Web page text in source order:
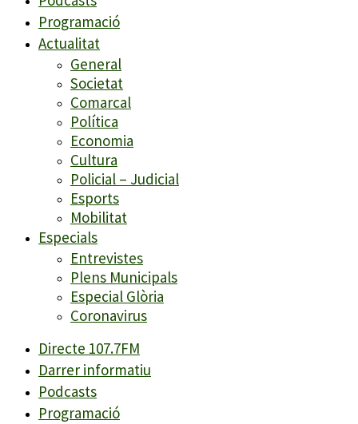
Programació
Actualitat
General
Societat
Comarcal
Política
Economia
Cultura
Policial – Judicial
Esports
Mobilitat
Especials
Entrevistes
Plens Municipals
Especial Glòria
Coronavirus
Directe 107.7FM
Darrer informatiu
Podcasts
Programació